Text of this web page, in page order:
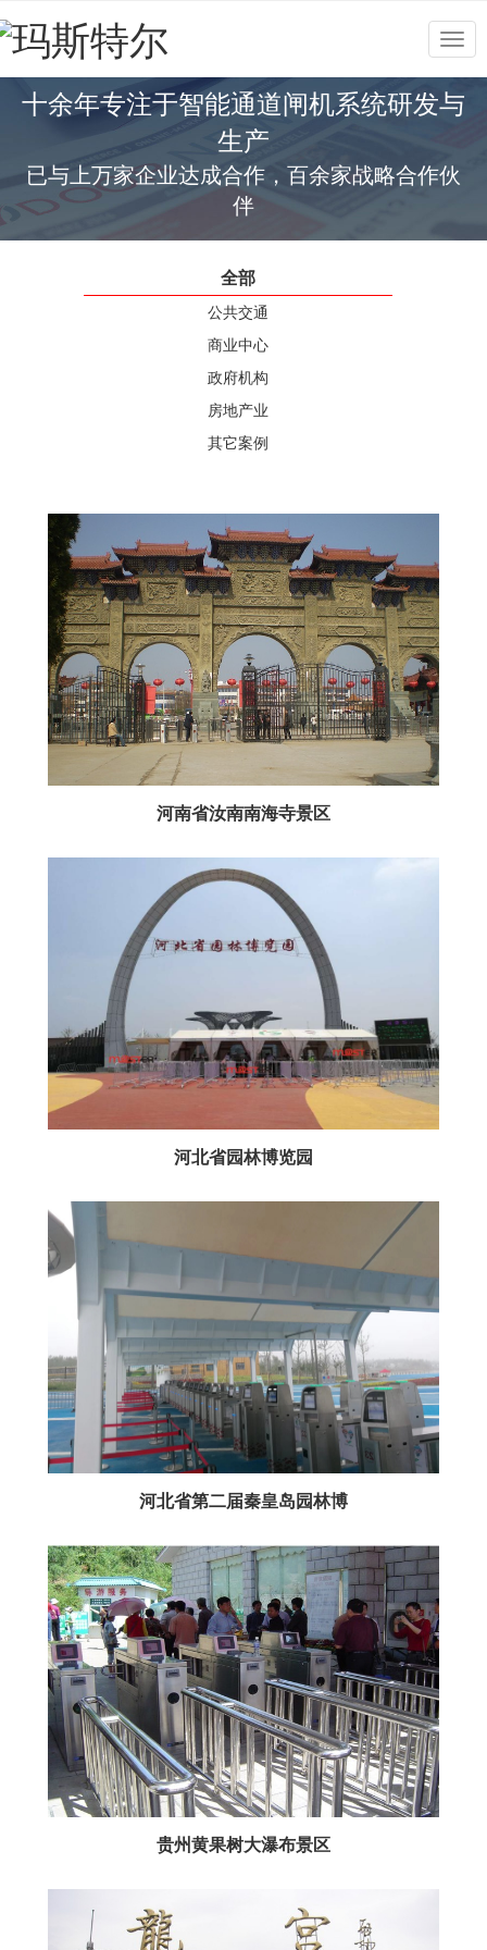
十余年专注于智能通道闸机系统研发与
生产
已与上万家企业达成合作，百余家战略合作伙
伴
全部
公共交通
商业中心
政府机构
房地产业
其它案例
河南省汝南南海寺景区
河北省园林博览园
河北省第二届秦皇岛园林博
贵州黄果树大瀑布景区